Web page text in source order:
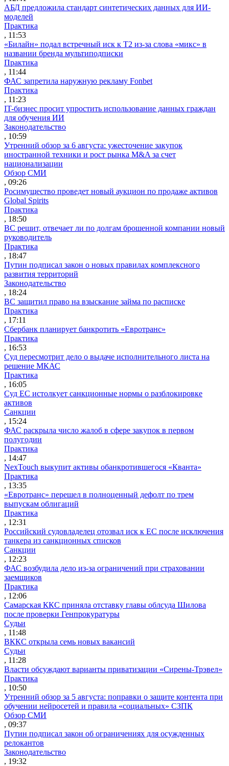
АБД предложила стандарт синтетических данных для ИИ-
моделей
Практика
, 11:53
«Билайн» подал встречный иск к Т2 из-за слова «микс» в
названии бренда мультиподписки
Практика
, 11:44
ФАС запретила наружную рекламу Fonbet
Практика
, 11:23
IT-бизнес просит упростить использование данных граждан
для обучения ИИ
Законодательство
, 10:59
Утренний обзор за 6 августа: ужесточение закупок
иностранной техники и рост рынка M&A за счет
национализации
Обзор СМИ
, 09:26
Росимущество проведет новый аукцион по продаже активов
Global Spirits
Практика
, 18:50
ВС решит, отвечает ли по долгам брошенной компании новый
руководитель
Практика
, 18:47
Путин подписал закон о новых правилах комплексного
развития территорий
Законодательство
, 18:24
ВС защитил право на взыскание займа по расписке
Практика
, 17:11
Сбербанк планирует банкротить «Евротранс»
Практика
, 16:53
Суд пересмотрит дело о выдаче исполнительного листа на
решение МКАС
Практика
, 16:05
Суд ЕС истолкует санкционные нормы о разблокировке
активов
Санкции
, 15:24
ФАС раскрыла число жалоб в сфере закупок в первом
полугодии
Практика
, 14:47
NexTouch выкупит активы обанкротившегося «Кванта»
Практика
, 13:35
«Евротранс» перешел в полноценный дефолт по трем
выпускам облигаций
Практика
, 12:31
Российский судовладелец отозвал иск к ЕС после исключения
танкера из санкционных списков
Санкции
, 12:23
ФАС возбудила дело из-за ограничений при страховании
заемщиков
Практика
, 12:06
Самарская ККС приняла отставку главы облсуда Шилова
после проверки Генпрокуратуры
Судьи
, 11:48
ВККС открыла семь новых вакансий
Судьи
, 11:28
Власти обсуждают варианты приватизации «Сирены-Трэвел»
Практика
, 10:50
Утренний обзор за 5 августа: поправки о защите контента при
обучении нейросетей и правила «социальных» СЗПК
Обзор СМИ
, 09:37
Путин подписал закон об ограничениях для осужденных
релокантов
Законодательство
, 19:32